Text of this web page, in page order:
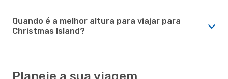
Quando é a melhor altura para viajar para
Christmas Island?